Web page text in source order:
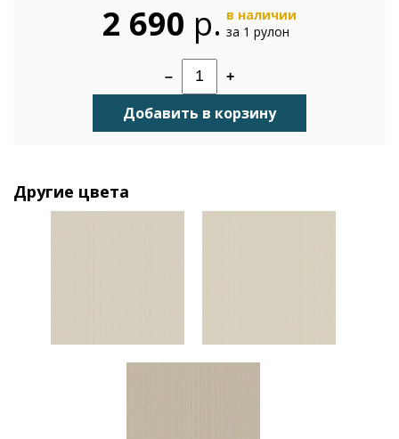
2 690 р. в наличии
за 1 рулон
– +
Добавить в корзину
Другие цвета